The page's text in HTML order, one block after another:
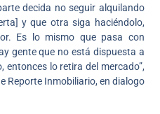
decida no seguir alquilando
y que otra siga haciéndolo,
Es lo mismo que pasa con
gente que no está dispuesta a
entonces lo retira del mercado”,
Reporte Inmobiliario, en dialogo